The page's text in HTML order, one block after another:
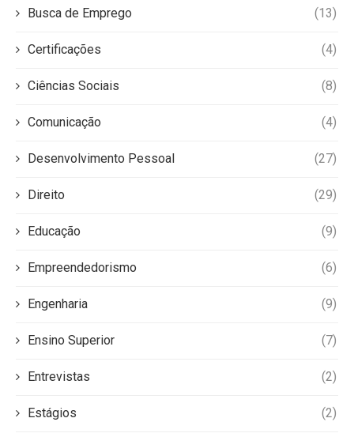
Busca de Emprego (13)
Certificações (4)
Ciências Sociais (8)
Comunicação (4)
Desenvolvimento Pessoal (27)
Direito (29)
Educação (9)
Empreendedorismo (6)
Engenharia (9)
Ensino Superior (7)
Entrevistas (2)
Estágios (2)